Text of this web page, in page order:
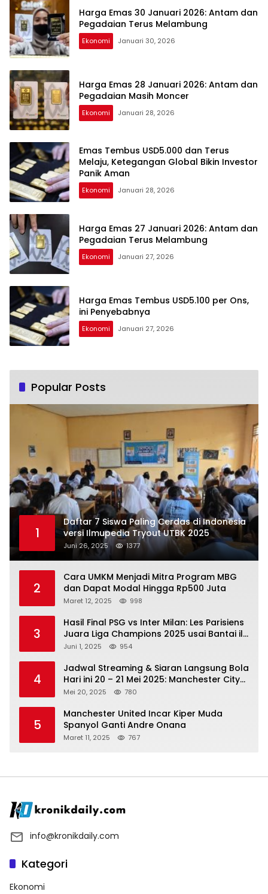
Harga Emas 30 Januari 2026: Antam dan
Pegadaian Terus Melambung
Ekonomi Januari 30, 2026
Harga Emas 28 Januari 2026: Antam dan
Pegadaian Masih Moncer
Ekonomi Januari 28, 2026
Emas Tembus USD5.000 dan Terus
Melaju, Ketegangan Global Bikin Investor
Panik Aman
Ekonomi Januari 28, 2026
Harga Emas 27 Januari 2026: Antam dan
Pegadaian Terus Melambung
Ekonomi Januari 27, 2026
Harga Emas Tembus USD5.100 per Ons,
ini Penyebabnya
Ekonomi Januari 27, 2026
Popular Posts
1
Daftar 7 Siswa Paling Cerdas di Indonesia
versi Ilmupedia Tryout UTBK 2025
Juni 26, 2025 1377
2
Cara UMKM Menjadi Mitra Program MBG
dan Dapat Modal Hingga Rp500 Juta
Maret 12, 2025 998
3
Hasil Final PSG vs Inter Milan: Les Parisiens
Juara Liga Champions 2025 usai Bantai il
Nerazzurri
Juni 1, 2025 954
4
Jadwal Streaming & Siaran Langsung Bola
Hari ini 20 – 21 Mei 2025: Manchester City
vs Bournemouth
Mei 20, 2025 780
5
Manchester United Incar Kiper Muda
Spanyol Ganti Andre Onana
Maret 11, 2025 767
info@kronikdaily.com
Kategori
Ekonomi